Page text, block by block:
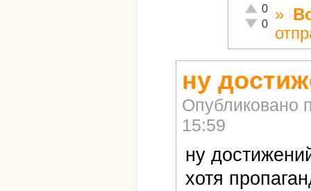
Отлично!
0
Неадекватно!
0
»
ну
Опубликовано
15:59
ну
хотя